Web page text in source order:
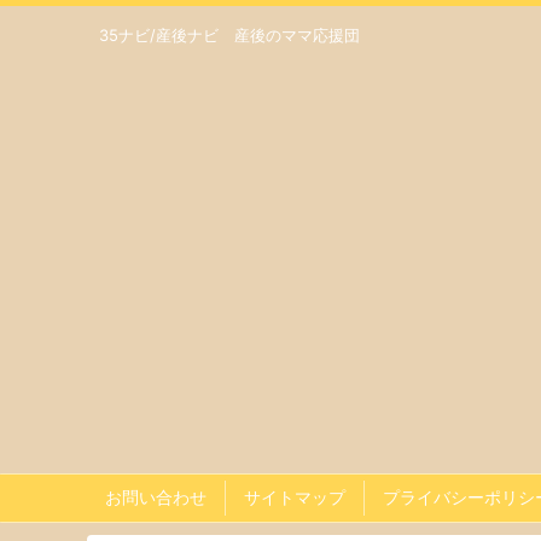
35ナビ/産後ナビ 産後のママ応援団
お問い合わせ サイトマップ プライバシーポリシ